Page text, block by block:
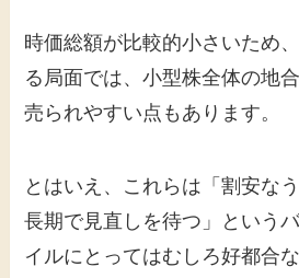
時価総額が比較的小さいため
る局面では、小型株全体の地
売られやすい点もあります。
とはいえ、これらは「割安な
長期で見直しを待つ」という
イルにとってはむしろ好都合